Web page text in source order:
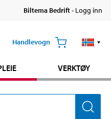
Biltema Bedrift- Logg inn
Handlevogn
VERKTØY